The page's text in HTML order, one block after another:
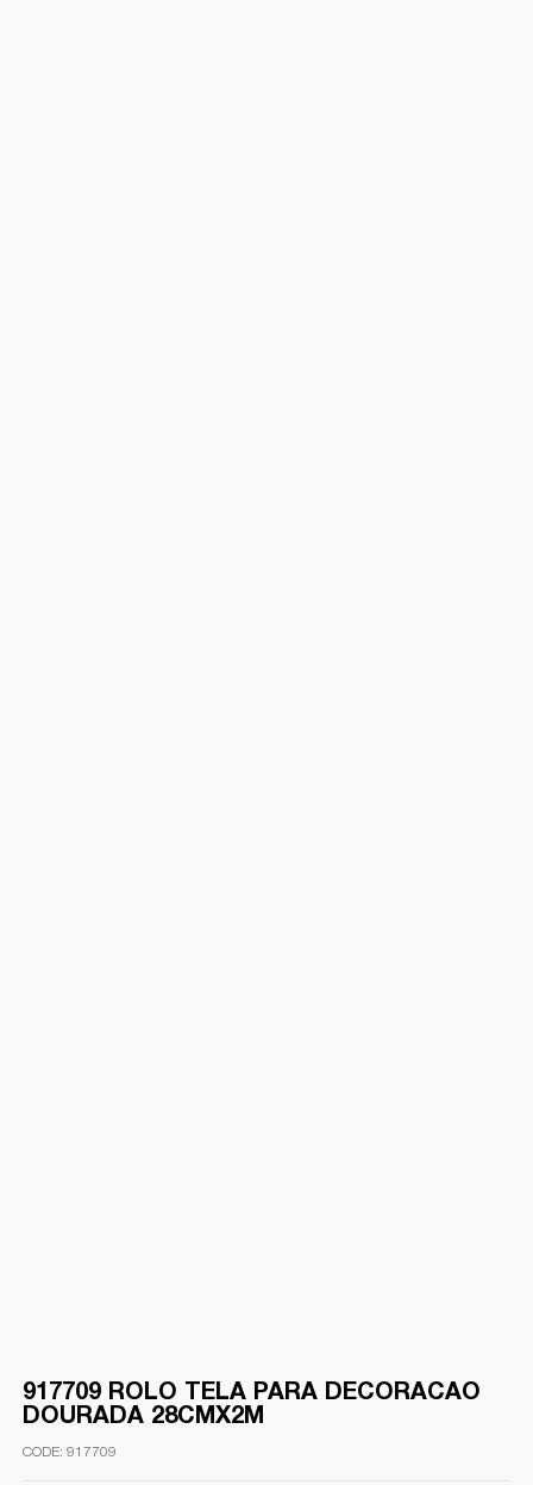
917709 ROLO TELA PARA DECORACAO
DOURADA 28CMX2M
917709